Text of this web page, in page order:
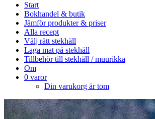
Start
Bokhandel & butik
Jämför produkter & priser
Alla recept
Välj rätt stekhäll
Laga mat på stekhäll
Tillbehör till stekhäll / muurikka
Om
0 varor
Din varukorg är tom